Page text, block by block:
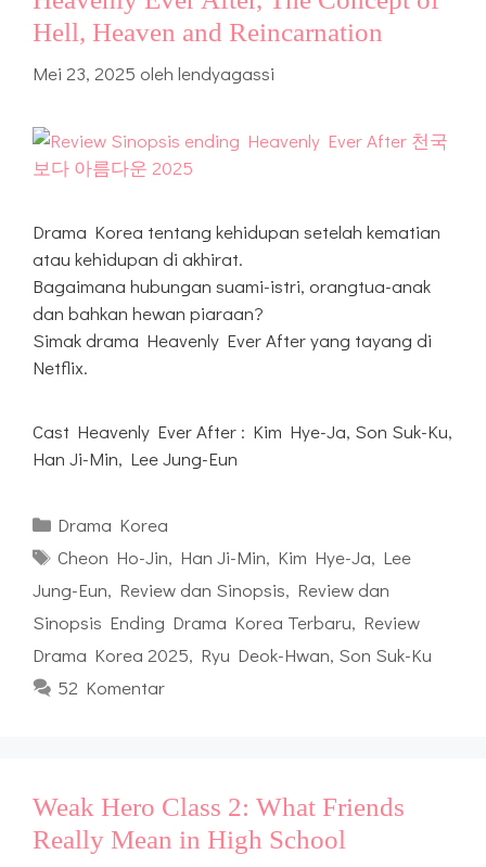
Hell, Heaven and Reincarnation
Mei 23, 2025 oleh lendyagassi
Drama Korea tentang kehidupan setelah kematian
atau kehidupan di akhirat.
Bagaimana hubungan suami-istri, orangtua-anak
dan bahkan hewan piaraan?
Simak drama Heavenly Ever After yang tayang di
Netflix.
Cast Heavenly Ever After : Kim Hye-Ja, Son Suk-Ku,
Han Ji-Min, Lee Jung-Eun
Kategori
Drama Korea
Tag
Cheon Ho-Jin, Han Ji-Min, Kim Hye-Ja, Lee
Jung-Eun, Review dan Sinopsis, Review dan
Sinopsis Ending Drama Korea Terbaru, Review
Drama Korea 2025, Ryu Deok-Hwan, Son Suk-Ku
52 Komentar
Weak Hero Class 2: What Friends
Really Mean in High School